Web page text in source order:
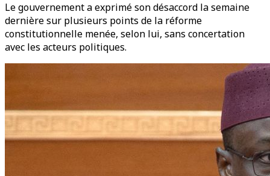
Le gouvernement a exprimé son désaccord la semaine
dernière sur plusieurs points de la réforme
constitutionnelle menée, selon lui, sans concertation
avec les acteurs politiques.